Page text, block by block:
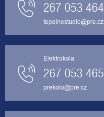
267 053 464
tepelnestudio@pre.cz
Elektrokola
267 053 465
prekolo@pre.cz